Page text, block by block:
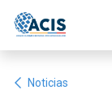
Noticias